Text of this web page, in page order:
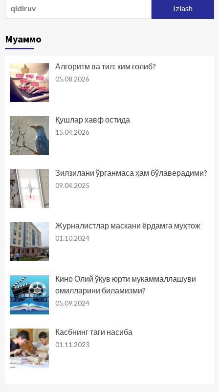
Муаммо
Алгоритм ва тил: ким ғолиб?
05.08.2026
Қушлар хавф остида
15.04.2026
Зилзилани ўрганмаса ҳам бўлаверадими?
09.04.2025
Журналистлар маскани ёрдамга муҳтож
01.10.2024
Кино Олий ўқув юрти мукаммаллашуви
омилларини биламизми?
05.09.2024
Касбнинг таги насиба
01.11.2023